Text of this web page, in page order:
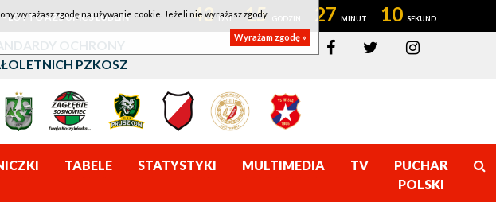
LOTTO AZS UMCS LUBLIN 43 15 27 09
OCHRONY
PZKOSZ
TABELE STATYSTYKI MULTIMEDIA TV
PUCHAR
POLSKI
wyrażasz zgodę na używanie cookie. Jeżeli nie wyrażasz zgody
Wyrażam zgodę »